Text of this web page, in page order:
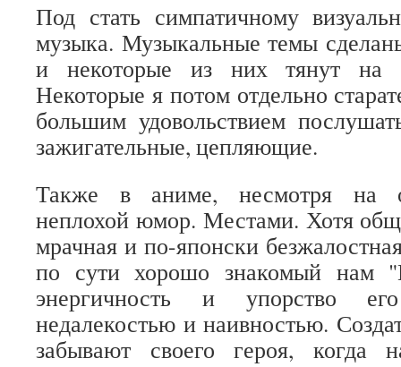
Под стать симпатичному
музыка. Музыкальные темы
и некоторые из них тянут на
Некоторые я потом отдельно
большим удовольствием
зажигательные, цепляющие.
Также в аниме, несмотря на
неплохой юмор. Местами. Хотя
мрачная и по-японски
по сути хорошо знакомый нам
энергичность и упорство
недалекостью и наивностью.
забывают своего героя, когда